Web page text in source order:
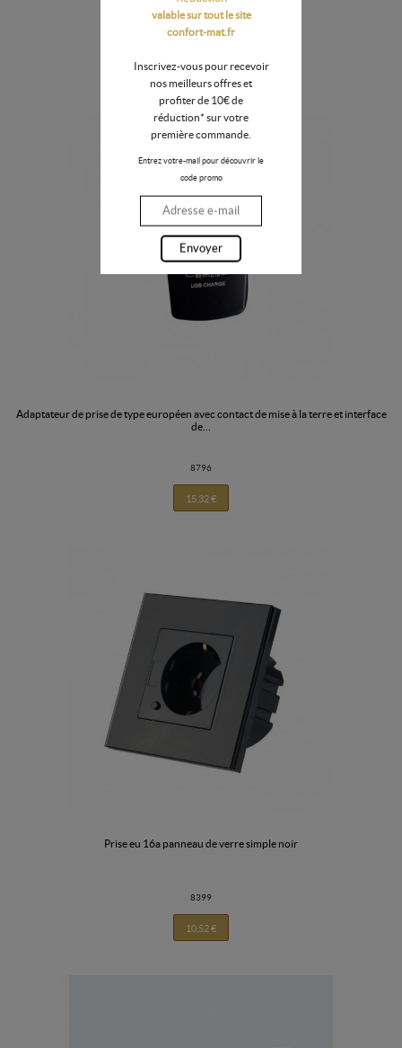
8795
15,32 €
adaptateur de prise de type européen avec contact de mise à la terre et interface
de...
8796
15,32 €
prise eu 16a panneau de verre simple noir
8399
10,52 €
valable sur tout le site
confort-mat.fr
Inscrivez-vous pour recevoir
nos meilleurs offres et
profiter de 10€ de
réduction* sur votre
première commande.
Entrez votre-mail pour découvrir le
code promo
Envoyer